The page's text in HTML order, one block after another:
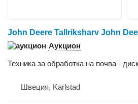
John Deere Tallriksharv John
Аукцион
Техника за обработка на почва -
Швеция, Karlstad